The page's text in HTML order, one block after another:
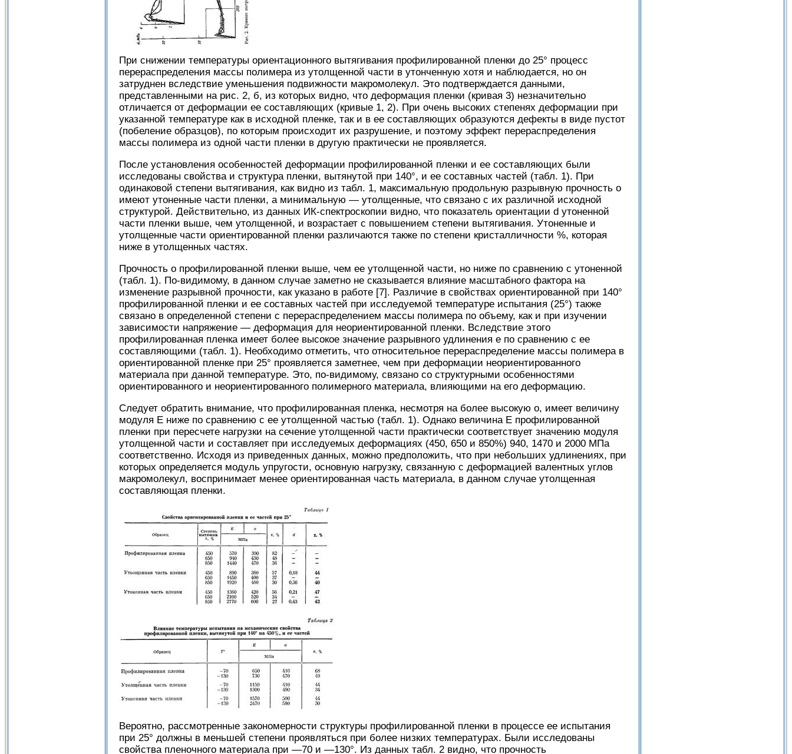
При снижении температуры ориентационного вытягивания профилированной пленки до 25° процесс
перераспределения массы полимера из утолщенной части в утонченную хотя и наблюдается, но он
затруднен вследствие уменьшения подвижности макромолекул. Это подтверждается данными,
представленными на рис. 2, б, из которых видно, что деформация пленки (кривая 3) незначительно
отличается от деформации ее составляющих (кривые 1, 2). При очень высоких степенях деформации при
указанной температуре как в исходной пленке, так и в ее составляющих образуются дефекты в виде пустот
(побеление образцов), по которым происходит их разрушение, и поэтому эффект перераспределения
массы полимера из одной части пленки в другую практически не проявляется.
После установления особенностей деформации профилированной пленки и ее составляющих были
исследованы свойства и структура пленки, вытянутой при 140°, и ее составных частей (табл. 1). При
одинаковой степени вытягивания, как видно из табл. 1, максимальную продольную разрывную прочность о
имеют утоненные части пленки, а минимальную — утолщенные, что связано с их различной исходной
структурой. Действительно, из данных ИК-спектроскопии видно, что показатель ориентации d утоненной
части пленки выше, чем утолщенной, и возрастает с повышением степени вытягивания. Утоненные и
утолщенные части ориентированной пленки различаются также по степени кристалличности %, которая
ниже в утолщенных частях.
Прочность о профилированной пленки выше, чем ее утолщенной части, но ниже по сравнению с утоненной
(табл. 1). По-видимому, в данном случае заметно не сказывается влияние масштабного фактора на
изменение разрывной прочности, как указано в работе [7]. Различие в свойствах ориентированной при 140°
профилированной пленки и ее составных частей при исследуемой температуре испытания (25°) также
связано в определенной степени с перераспределением массы полимера по объему, как и при изучении
зависимости напряжение — деформация для неориентированной пленки. Вследствие этого
профилированная пленка имеет более высокое значение разрывного удлинения е по сравнению с ее
составляющими (табл. 1). Необходимо отметить, что относительное перераспределение массы полимера в
ориентированной пленке при 25° проявляется заметнее, чем при деформации неориентированного
материала при данной температуре. Это, по-видимому, связано со структурными особенностями
ориентированного и неориентированного полимерного материала, влияющими на его деформацию.
Следует обратить внимание, что профилированная пленка, несмотря на более высокую о, имеет величину
модуля Е ниже по сравнению с ее утолщенной частью (табл. 1). Однако величина Е профилированной
пленки при пересчете нагрузки на сечение утолщенной части практически соответствует значению модуля
утолщенной части и составляет при исследуемых деформациях (450, 650 и 850%) 940, 1470 и 2000 МПа
соответственно. Исходя из приведенных данных, можно предположить, что при небольших удлинениях, при
которых определяется модуль упругости, основную нагрузку, связанную с деформацией валентных углов
макромолекул, воспринимает менее ориентированная часть материала, в данном случае утолщенная
составляющая пленки.
Вероятно, рассмотренные закономерности структуры профилированной пленки в процессе ее испытания
при 25° должны в меньшей степени проявляться при более низких температурах. Были исследованы
свойства пленочного материала при —70 и —130°. Из данных табл. 2 видно, что прочность